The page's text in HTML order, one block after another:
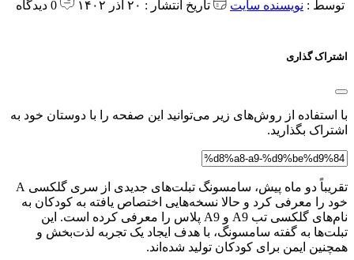
توسط : نویسنده سایت تاریخ انتشار : ۲۰ آذر ۱۴۰۲
اشتراک گذاری
با استفاده از روش‌های زیر می‌توانید این صفحه را با دوستان خود به
اشتراک بگذارید.
تقریباً دو ماه پیش، سامسونگ تبلت‌های جدیدی از سری گلکسی A
خود را معرفی کرد و حالا نسخه‌هایی اختصاص یافته به کودکان به
نام‌های گلکسی تب A9 و A9 پلاس را معرفی کرده است. این
تبلت‌ها به گفته سامسونگ، با هدف ایجاد یک تجربه لذت‌بخش و
همچنین ایمن برای کودکان تولید شده‌اند.